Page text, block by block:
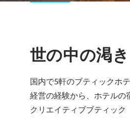
世の中の渇
国内で5軒のブティックホ
経営の経験から、ホテル
クリエイティブブティッ